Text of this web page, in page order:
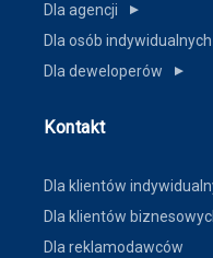
Dla agencji ▼
Dla osób indywidualnych
Dla deweloperów ▼
Kontakt
Dla klientów
Dla klientów
Dla reklamodawców